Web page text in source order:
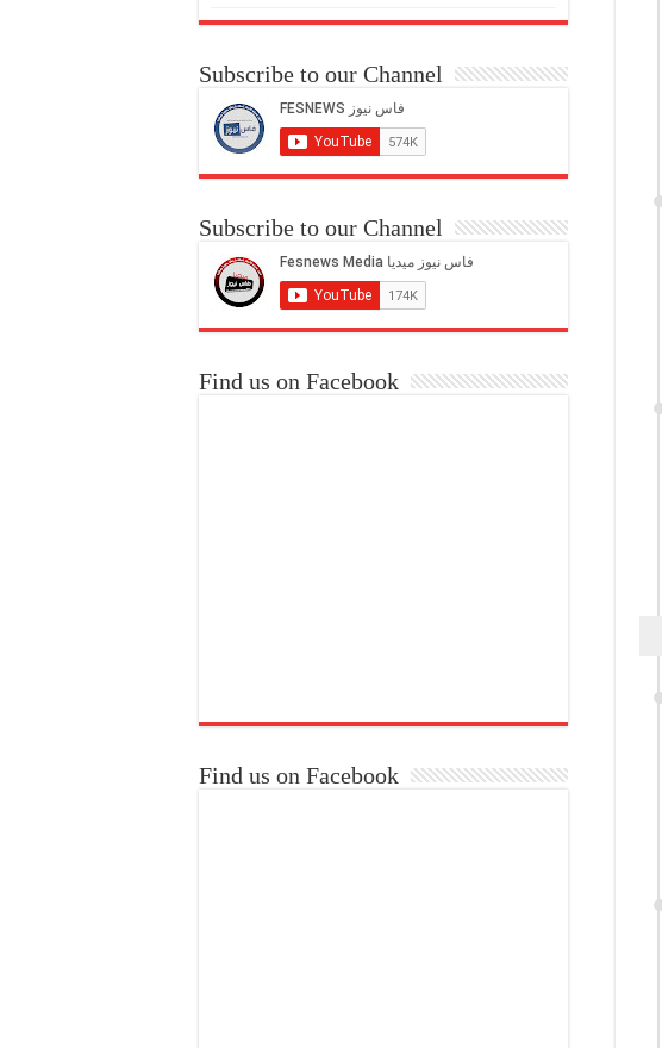
Subscribe to our Channel
Subscribe to our Channel
Find us on Facebook
Find us on Facebook